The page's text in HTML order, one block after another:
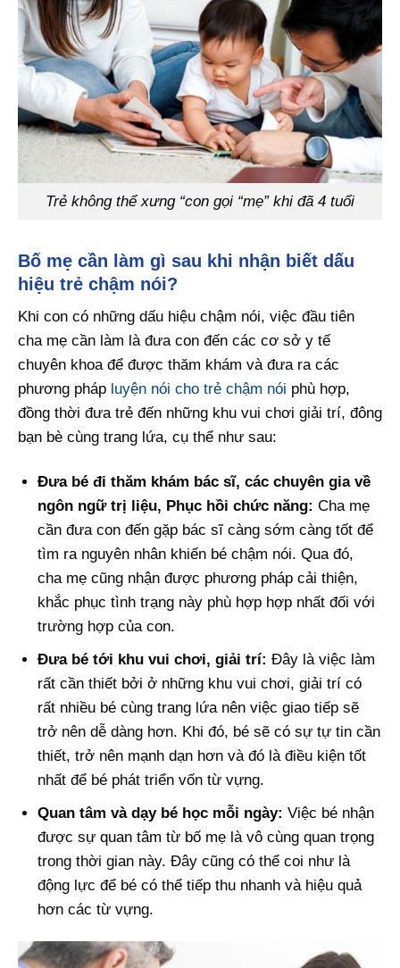
Trẻ không thể xưng “con gọi “mẹ” khi đã 4 tuổi
Bố mẹ cần làm gì sau khi nhận biết dấu
hiệu trẻ chậm nói?
Khi con có những dấu hiệu chậm nói, việc đầu tiên
cha mẹ cần làm là đưa con đến các cơ sở y tế
chuyên khoa để được thăm khám và đưa ra các
phương pháp luyện nói cho trẻ chậm nói phù hợp,
đồng thời đưa trẻ đến những khu vui chơi giải trí, đông
bạn bè cùng trang lứa, cụ thể như sau:
Đưa bé đi thăm khám bác sĩ, các chuyên gia về
ngôn ngữ trị liệu, Phục hồi chức năng:Cha mẹ
cần đưa con đến gặp bác sĩ càng sớm càng tốt để
tìm ra nguyên nhân khiến bé chậm nói. Qua đó,
cha mẹ cũng nhận được phương pháp cải thiện,
khắc phục tình trạng này phù hợp hợp nhất đối với
trường hợp của con.
Đưa bé tới khu vui chơi, giải trí: Đây là việc làm
rất cần thiết bởi ở những khu vui chơi, giải trí có
rất nhiều bé cùng trang lứa nên việc giao tiếp sẽ
trở nên dễ dàng hơn. Khi đó, bé sẽ có sự tự tin cần
thiết, trở nên mạnh dạn hơn và đó là điều kiện tốt
nhất để bé phát triển vốn từ vựng.
Quan tâm và dạy bé học mỗi ngày:Việc bé nhận
được sự quan tâm từ bố mẹ là vô cùng quan trọng
trong thời gian này. Đây cũng có thể coi như là
động lực để bé có thể tiếp thu nhanh và hiệu quả
hơn các từ vựng.